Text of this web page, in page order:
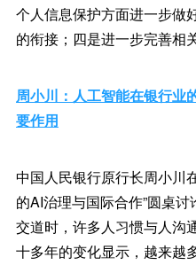
个人信息保护方面进一步做
的衔接；四是进一步完善相
周小川：人工智能在银行业
要作用
中国人民银行原行长周小川
的AI治理与国际合作”圆桌
交道时，许多人习惯与人沟
十多年的变化显示，越来越